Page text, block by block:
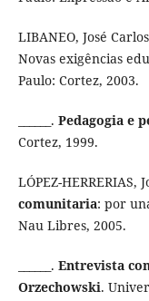
LIBANEO, José
Novas exigências
Paulo: Cortez, 2003.
______. Pedagogia e
Cortez, 1999.
LÓPEZ-HERRERIAS,
comunitaria: por
Nau Libres, 2005.
______. Entrevista
Orzechowski.